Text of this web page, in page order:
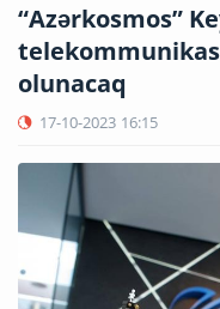
“Azərkosmos”
olunacaq
17-10-2023 16:15